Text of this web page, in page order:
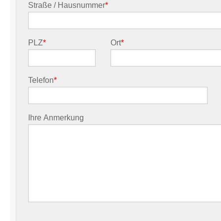
Straße / Hausnummer*
PLZ* Ort*
Telefon*
Ihre Anmerkung